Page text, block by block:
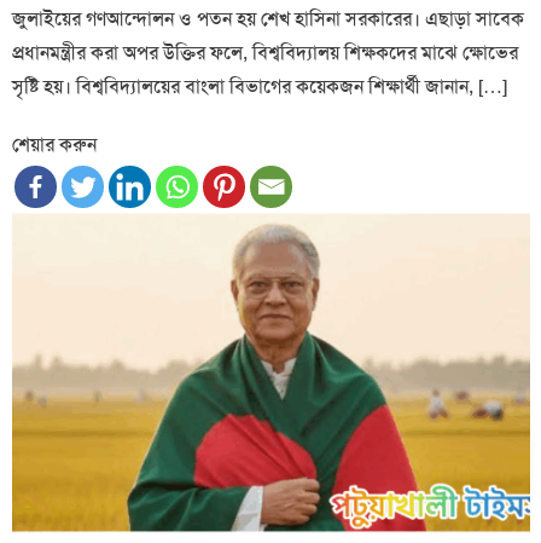
জুলাইয়ের গণআন্দোলন ও পতন হয় শেখ হাসিনা সরকারের। এছাড়া সাবেক
প্রধানমন্ত্রীর করা অপর উক্তির ফলে, বিশ্ববিদ্যালয় শিক্ষকদের মাঝে ক্ষোভের
সৃষ্টি হয়। বিশ্ববিদ্যালয়ের বাংলা বিভাগের কয়েকজন শিক্ষার্থী জানান, […]
শেয়ার করুন